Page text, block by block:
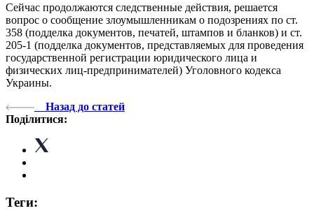
Сейчас продолжаются следственные действия, решается
вопрос о сообщение злоумышленникам о подозрениях по ст.
358 (подделка документов, печатей, штампов и бланков) и ст.
205-1 (подделка документов, представляемых для проведения
государственной регистрации юридического лица и
физических лиц-предпринимателей) Уголовного кодекса
Украины.
Назад до статей
Поділитися:
Теги: